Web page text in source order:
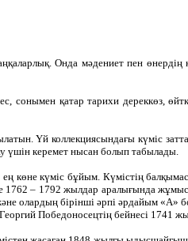
Онда мәдениет пен
сонымен қатар тарихи дереккөз,
Үй коллекциясындағы күміс
үшін керемет нысан болып табылады.
көне күміс бұйым. Күмістің
– 1792 жылдар аралығында
олардың бірінші әрпі әрдайым «А»
Победоносецтің бейнесі 1741